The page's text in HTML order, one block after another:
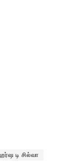
டி சில்வா